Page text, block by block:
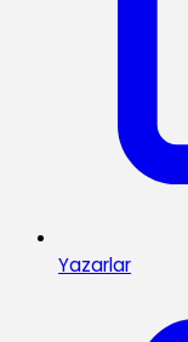
Yazarlar